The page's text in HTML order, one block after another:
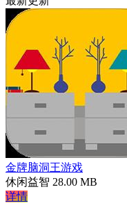
金牌脑洞王游戏
休闲益智 28.00 MB
详情